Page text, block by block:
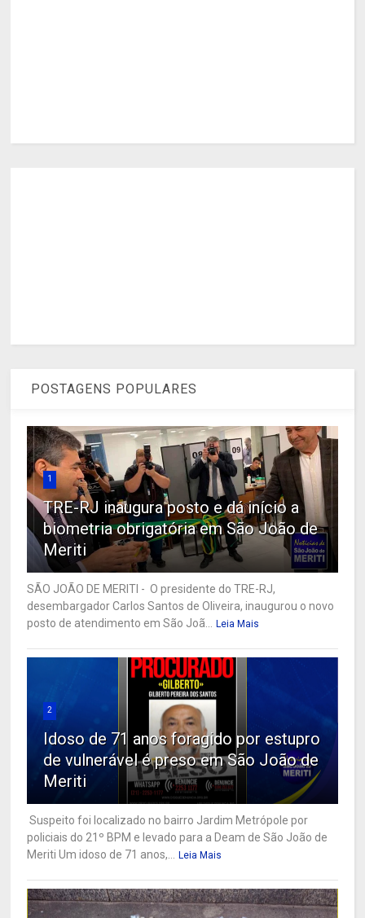
POSTAGENS POPULARES
1
TRE-RJ inaugura posto e dá início a
biometria obrigatória em São João de
Meriti
SÃO JOÃO DE MERITI - O presidente do TRE-RJ,
desembargador Carlos Santos de Oliveira, inaugurou o novo
posto de atendimento em São Joã... Leia Mais
2
Idoso de 71 anos foragido por estupro
de vulnerável é preso em São João de
Meriti
Suspeito foi localizado no bairro Jardim Metrópole por
policiais do 21º BPM e levado para a Deam de São João de
Meriti Um idoso de 71 anos,... Leia Mais